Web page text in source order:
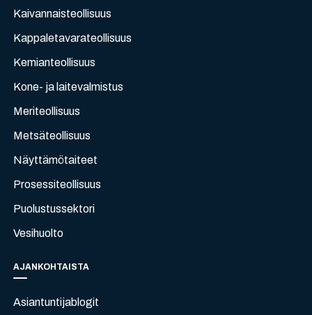
Kaivannaisteollisuus
Kappaletavarateollisuus
Kemianteollisuus
Kone- ja laitevalmistus
Meriteollisuus
Metsäteollisuus
Näyttämötaiteet
Prosessiteollisuus
Puolustussektori
Vesihuolto
AJANKOHTAISTA
Asiantuntijablogit